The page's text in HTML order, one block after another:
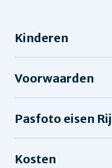
Kinderen
Voorwaarden
Pasfoto eisen
Kosten